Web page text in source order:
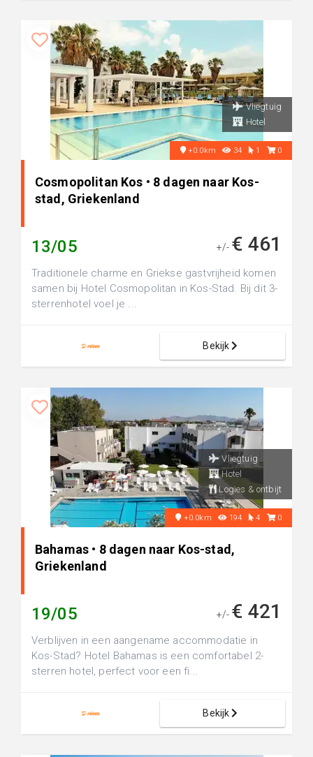
Vliegtuig
Hotel
+0.0km 34 1 0
Cosmopolitan Kos • 8 dagen naar Kos-
stad, Griekenland
13/05 +/- € 461
Traditionele charme en Griekse gastvrijheid komen
samen bij Hotel Cosmopolitan in Kos-Stad. Bij dit 3-
sterrenhotel voel je ...
Bekijk
Vliegtuig
Hotel
Logies & ontbijt
+0.0km 194 4 0
Bahamas • 8 dagen naar Kos-stad,
Griekenland
19/05 +/- € 421
Verblijven in een aangename accommodatie in
Kos-Stad? Hotel Bahamas is een comfortabel 2-
sterren hotel, perfect voor een fi...
Bekijk